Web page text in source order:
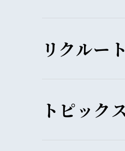
リクルート
トピック